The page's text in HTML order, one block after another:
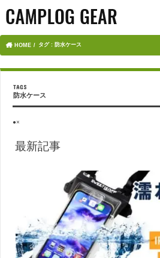
HOME タグ : 防水ケース
防水ケース
●×
最新記事